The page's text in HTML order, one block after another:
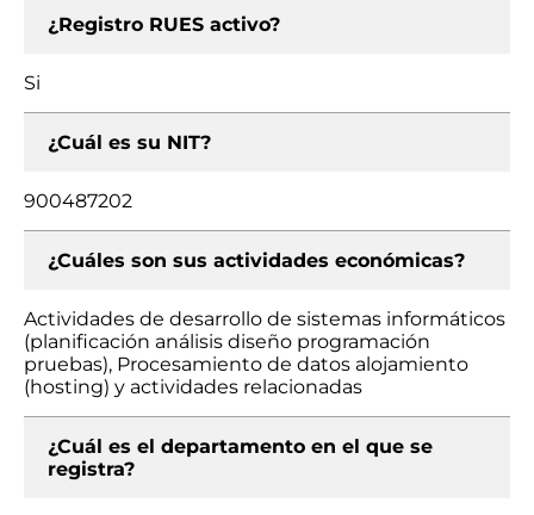
¿Registro RUES activo?
Si
¿Cuál es su NIT?
900487202
¿Cuáles son sus actividades económicas?
Actividades de desarrollo de sistemas informáticos
(planificación análisis diseño programación
pruebas), Procesamiento de datos alojamiento
(hosting) y actividades relacionadas
¿Cuál es el departamento en el que se
registra?